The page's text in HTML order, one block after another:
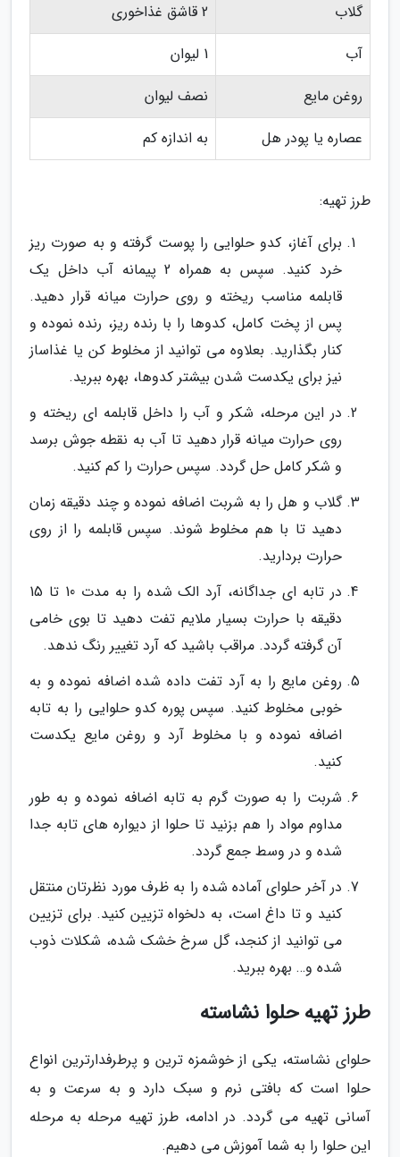
گلاب
2 قاشق غذاخوری
آب
1 لیوان
روغن مایع
نصف لیوان
عصاره یا پودر هل
به اندازه کم
طرز تهیه:
برای آغاز، کدو حلوایی را پوست گرفته و به صورت ریز
خرد کنید. سپس به همراه 2 پیمانه آب داخل یک
قابلمه مناسب ریخته و روی حرارت میانه قرار دهید.
پس از پخت کامل، کدوها را با رنده ریز، رنده نموده و
کنار بگذارید. بعلاوه می توانید از مخلوط کن یا غذاساز
نیز برای یکدست شدن بیشتر کدوها، بهره ببرید.
در این مرحله، شکر و آب را داخل قابلمه ای ریخته و
روی حرارت میانه قرار دهید تا آب به نقطه جوش برسد
و شکر کامل حل گردد. سپس حرارت را کم کنید.
گلاب و هل را به شربت اضافه نموده و چند دقیقه زمان
دهید تا با هم مخلوط شوند. سپس قابلمه را از روی
حرارت بردارید.
در تابه ای جداگانه، آرد الک شده را به مدت 10 تا 15
دقیقه با حرارت بسیار ملایم تفت دهید تا بوی خامی
آن گرفته گردد. مراقب باشید که آرد تغییر رنگ ندهد.
روغن مایع را به آرد تفت داده شده اضافه نموده و به
خوبی مخلوط کنید. سپس پوره کدو حلوایی را به تابه
اضافه نموده و با مخلوط آرد و روغن مایع یکدست
کنید.
شربت را به صورت گرم به تابه اضافه نموده و به طور
مداوم مواد را هم بزنید تا حلوا از دیواره های تابه جدا
شده و در وسط جمع گردد.
در آخر حلوای آماده شده را به ظرف مورد نظرتان منتقل
کنید و تا داغ است، به دلخواه تزیین کنید. برای تزیین
می توانید از کنجد، گل سرخ خشک شده، شکلات ذوب
شده و… بهره ببرید.
طرز تهیه حلوا نشاسته
حلوای نشاسته، یکی از خوشمزه ترین و پرطرفدارترین انواع
حلوا است که بافتی نرم و سبک دارد و به سرعت و به
آسانی تهیه می گردد. در ادامه، طرز تهیه مرحله به مرحله
این حلوا را به شما آموزش می دهیم.